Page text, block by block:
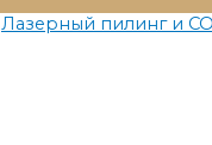
Меню
Лазерный пилинг и